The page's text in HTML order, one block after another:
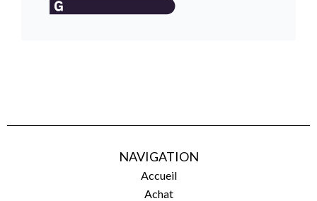
NAVIGATION
Accueil
Achat